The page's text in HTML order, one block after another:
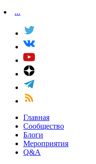
...
Главная
Сообщество
Блоги
Мероприятия
Q&A